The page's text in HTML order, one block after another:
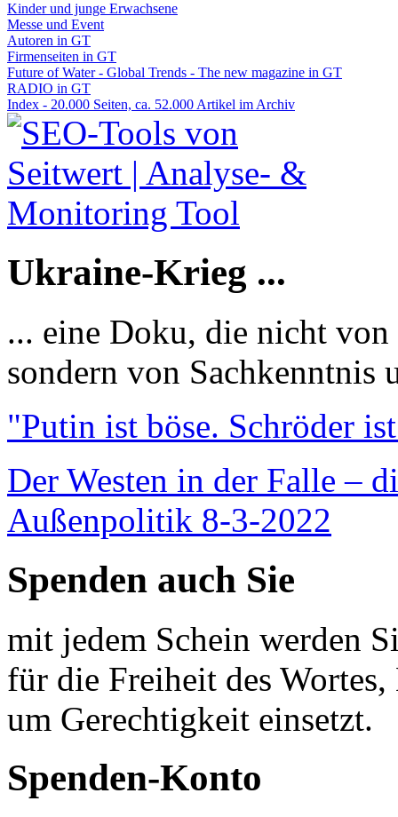
Kinder und junge Erwachsene
Messe und Event
Autoren in GT
Firmenseiten in GT
Future of Water - Global Trends - The new magazine in GT
RADIO in GT
Index - 20.000 Seiten, ca. 52.000 Artikel im Archiv
Ukraine-Krieg ...
... eine Doku, die nicht
sondern von Sachkenntnis
"Putin ist böse. Schröder
Der Westen in der Falle –
Außenpolitik 8-3-2022
Spenden auch Sie
mit jedem Schein werden
für die Freiheit des
um Gerechtigkeit einsetzt.
Spenden-Konto